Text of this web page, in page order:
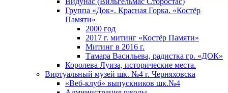
Группа «Док». Красная Горка. «Костёр
Памяти»
2000 год
2017 г. митинг «Костёр Памяти»
Митинг в 2016 г.
Тамара Васильева, радистка гр. «ДОК»
Королева Луиза, исторические места.
Виртуальный музей шк. №4 г. Черняховска
«Веб-клуб» выпускников шк.№4